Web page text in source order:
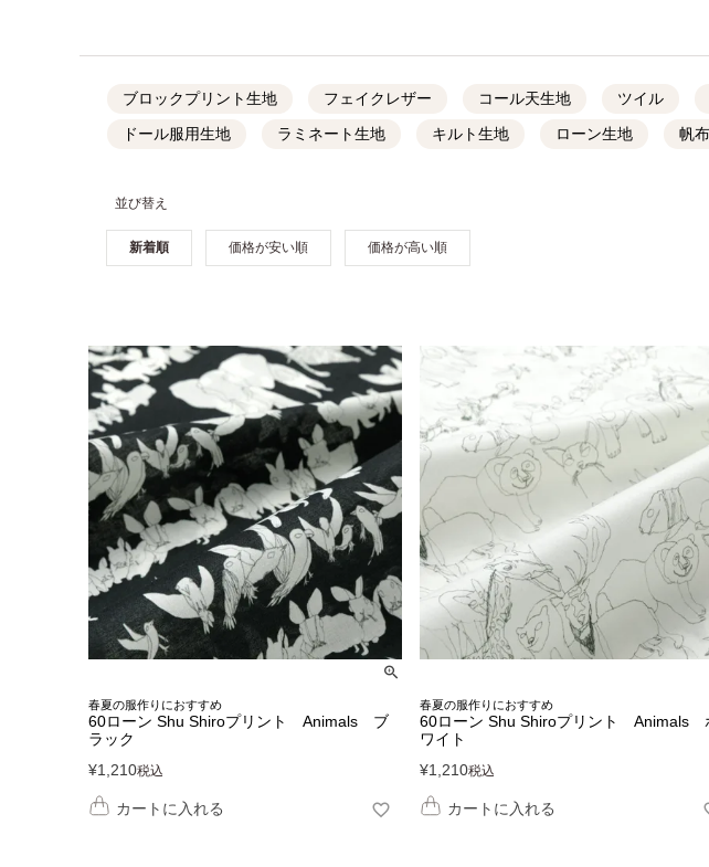
ブロックプリント生地 フェイクレザー コール天生地 ツイル
ドール服用生地
ラミネート生地 キルト生地 ローン生地 帆
並び替え
新着順 価格が安い順 価格が高い順
春夏の服作りにおすすめ
60ローン Shu Shiroプリント Animals ブ
ラック
¥1,210税込
カートに入れる
春夏の服作りにおすすめ
60ローン Shu Shiroプリント Animals
ワイト
¥1,210税込
カートに入れる